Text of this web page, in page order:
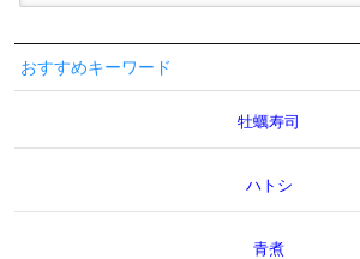
おすすめキーワード
牡蠣寿司
ハトシ
青煮